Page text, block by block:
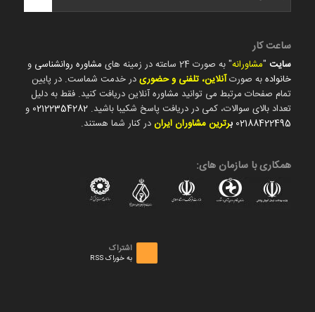
ساعت کار
سایت"مشاورانه" به صورت 24 ساعته در زمینه های مشاوره روانشناسی و
خانوادهبه صورتآنلاین، تلفنی و حضوریدر خدمت شماست. در پایین
تمام صفحات مرتبط می توانید مشاوره آنلاین دریافت کنید. فقط به دلیل
تعداد بالای سوالات، کمی در دریافت پاسخ شکیبا باشید. 02122354282 و
02188422495 برترین مشاوران ایراندر کنار شما هستند.
همکاری با سازمان های:
اشتراک
به خوراک RSS